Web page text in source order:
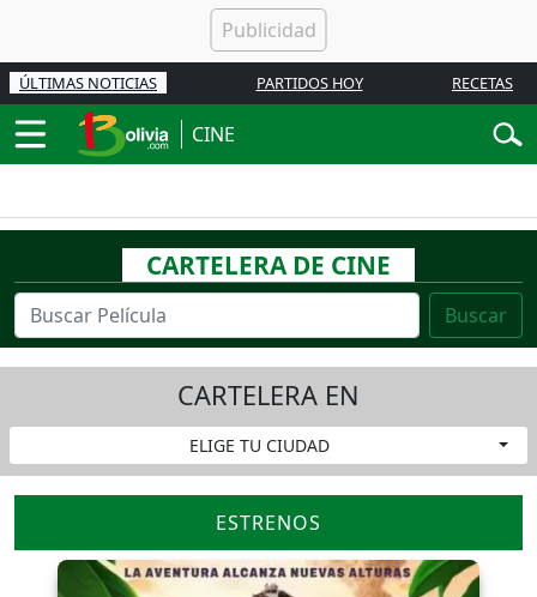
ÚLTIMAS NOTICIAS PARTIDOS HOY RECETAS
CINE
CARTELERA DE CINE
Buscar
CARTELERA EN
ELIGE TU CIUDAD
ESTRENOS